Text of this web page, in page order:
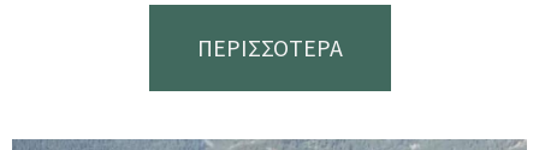
ΠΕΡΙΣΣΟΤΕΡΑ